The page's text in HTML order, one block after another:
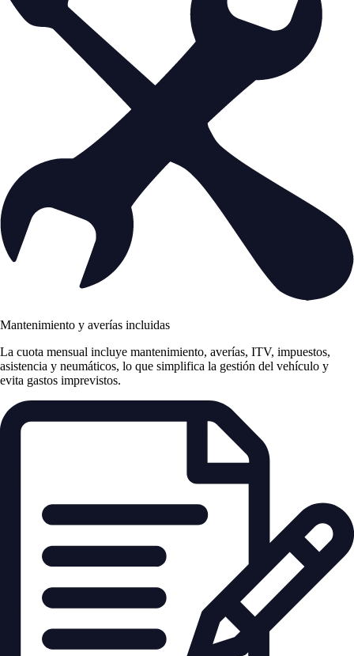
Mantenimiento y averías incluidas
La cuota mensual incluye mantenimiento, averías, ITV, impuestos,
asistencia y neumáticos, lo que simplifica la gestión del vehículo y
evita gastos imprevistos.